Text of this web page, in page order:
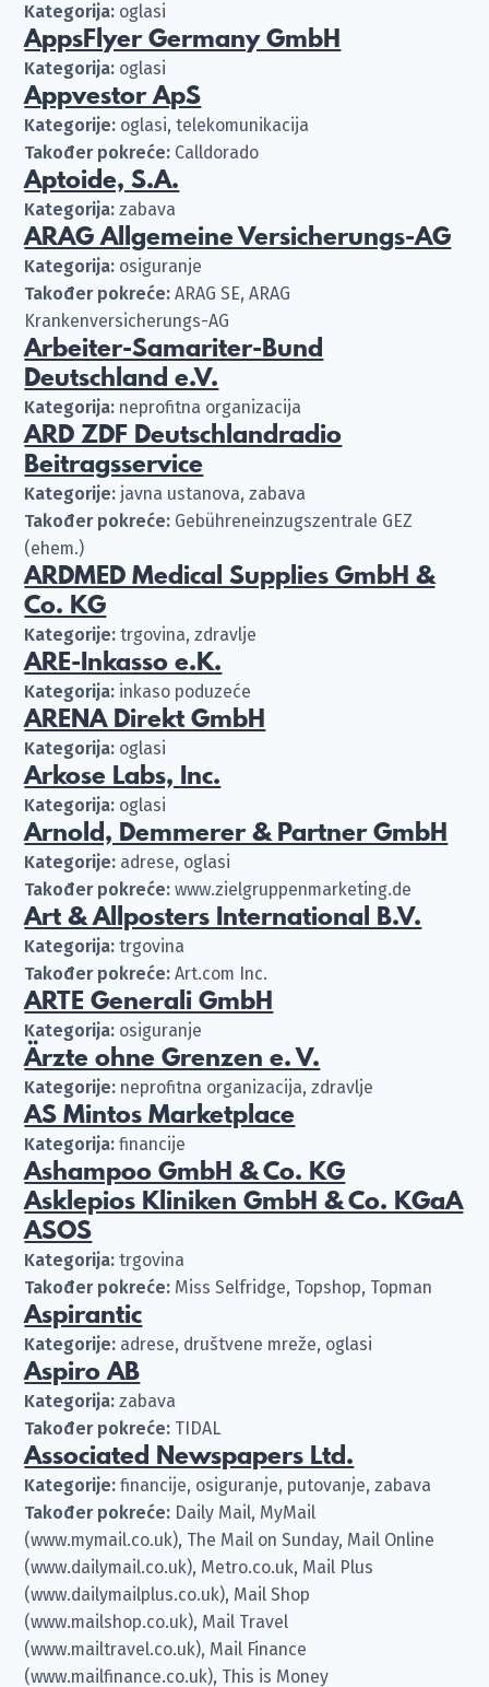
Kategorija: oglasi
AppsFlyer Germany GmbH
Kategorija: oglasi
Appvestor ApS
Kategorije: oglasi, telekomunikacija
Također pokreće: Calldorado
Aptoide, S.A.
Kategorija: zabava
ARAG Allgemeine Versicherungs-AG
Kategorija: osiguranje
Također pokreće: ARAG SE, ARAG
Krankenversicherungs-AG
Arbeiter-Samariter-Bund
Deutschland e.V.
Kategorija: neprofitna organizacija
ARD ZDF Deutschlandradio
Beitragsservice
Kategorije: javna ustanova, zabava
Također pokreće: Gebühreneinzugszentrale GEZ
(ehem.)
ARDMED Medical Supplies GmbH &
Co. KG
Kategorije: trgovina, zdravlje
ARE-Inkasso e.K.
Kategorija: inkaso poduzeće
ARENA Direkt GmbH
Kategorija: oglasi
Arkose Labs, Inc.
Kategorija: oglasi
Arnold, Demmerer & Partner GmbH
Kategorije: adrese, oglasi
Također pokreće: www.zielgruppenmarketing.de
Art & Allposters International B.V.
Kategorija: trgovina
Također pokreće: Art.com Inc.
ARTE Generali GmbH
Kategorija: osiguranje
Ärzte ohne Grenzen e. V.
Kategorije: neprofitna organizacija, zdravlje
AS Mintos Marketplace
Kategorija: financije
Ashampoo GmbH & Co. KG
Asklepios Kliniken GmbH & Co. KGaA
ASOS
Kategorija: trgovina
Također pokreće: Miss Selfridge, Topshop, Topman
Aspirantic
Kategorije: adrese, društvene mreže, oglasi
Aspiro AB
Kategorija: zabava
Također pokreće: TIDAL
Associated Newspapers Ltd.
Kategorije: financije, osiguranje, putovanje, zabava
Također pokreće: Daily Mail, MyMail
(www.mymail.co.uk), The Mail on Sunday, Mail Online
(www.dailymail.co.uk), Metro.co.uk, Mail Plus
(www.dailymailplus.co.uk), Mail Shop
(www.mailshop.co.uk), Mail Travel
(www.mailtravel.co.uk), Mail Finance
(www.mailfinance.co.uk), This is Money